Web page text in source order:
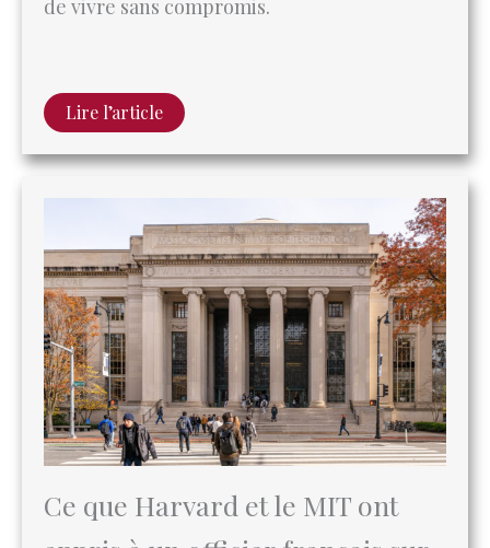
Ce que Harvard et le MIT ont
appris à un officier français sur
l’innovation de défense